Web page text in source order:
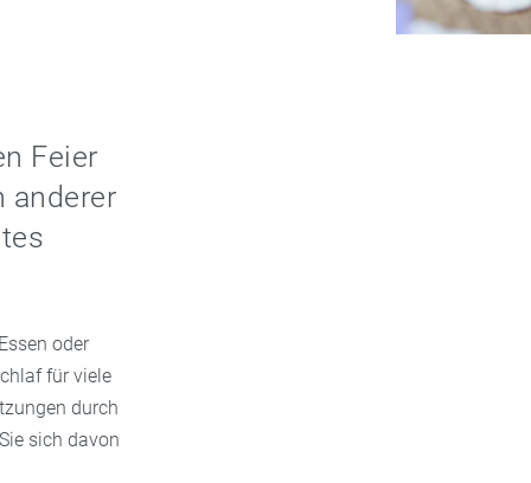
Feier
anderer
oder
für viele
durch
sich davon